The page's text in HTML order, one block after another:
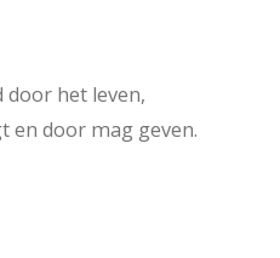
het leven,
en door mag geven.